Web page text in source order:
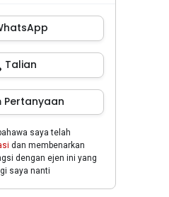
Talian
Pertanyaan
saya telah
dan membenarkan
dengan ejen ini yang
saya nanti